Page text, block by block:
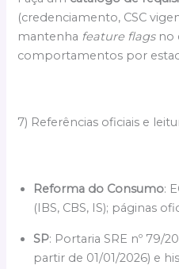
(credenciamento, CSC
mantenha feature flagsno
comportamentos por
7) Referências oficiais e
Reforma do Consumo:
(IBS, CBS, IS); páginas
SP: Portaria SRE nº 79/
partir de 01/01/2026) e